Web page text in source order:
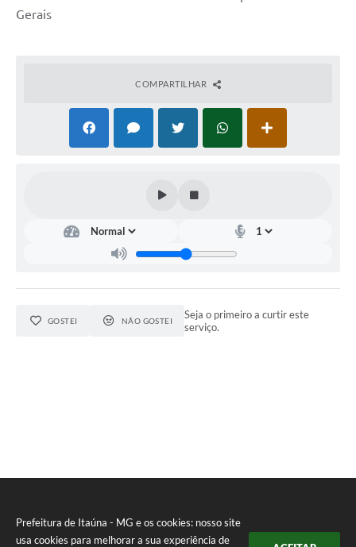
Prefeitura de Itaúna - MG e os cookies: nosso site
usa cookies para melhorar a sua experiência de
Gerais
COMPARTILHAR
GOSTEI NÃO GOSTEI
Seja o primeiro a curtir este
serviço.